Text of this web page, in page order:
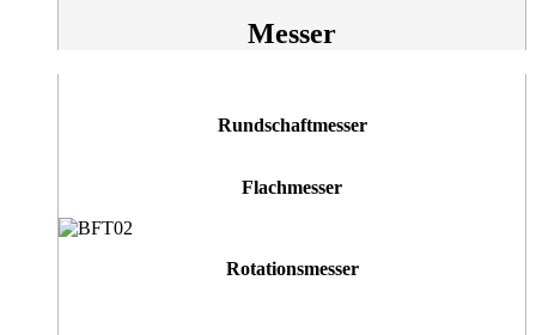
Messer
Rundschaftmesser
Flachmesser
Rotationsmesser